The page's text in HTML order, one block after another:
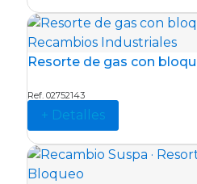
Resorte de gas con
+ Detalles
Ref. 02752143